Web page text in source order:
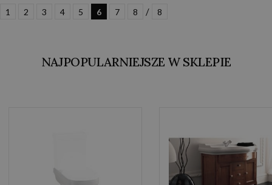
1 2 3 4 5 6 7 8 / 8
NAJPOPULARNIEJSZE W SKLEPIE